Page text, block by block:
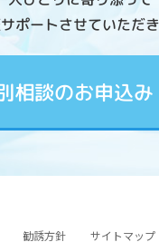
ポートさせていただき
相談のお申込み
勧誘方針 サイトマップ